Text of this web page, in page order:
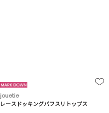
jouetie
レースドッキングパフスリトップス